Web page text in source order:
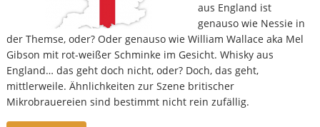
aus England ist
genauso wie Nessie in
der Themse, oder? Oder genauso wie William Wallace aka Mel
Gibson mit rot-weißer Schminke im Gesicht. Whisky aus
England… das geht doch nicht, oder? Doch, das geht,
mittlerweile. Ähnlichkeiten zur Szene britischer
Mikrobrauereien sind bestimmt nicht rein zufällig.